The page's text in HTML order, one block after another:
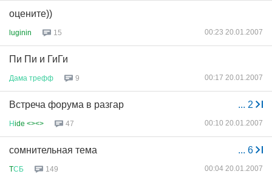
оцените))
luginin 15 00:23 20.01.2007
Пи Пи и ГиГи
Дама трефф 9 00:17 20.01.2007
... 2
Встреча форума в разгар
Нide <><> 47 00:10 20.01.2007
... 6
сомнительная тема
TСБ 149 00:04 20.01.2007